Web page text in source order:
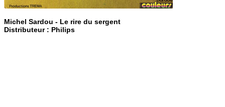
Michel Sardou - Le rire du sergent
Distributeur : Philips